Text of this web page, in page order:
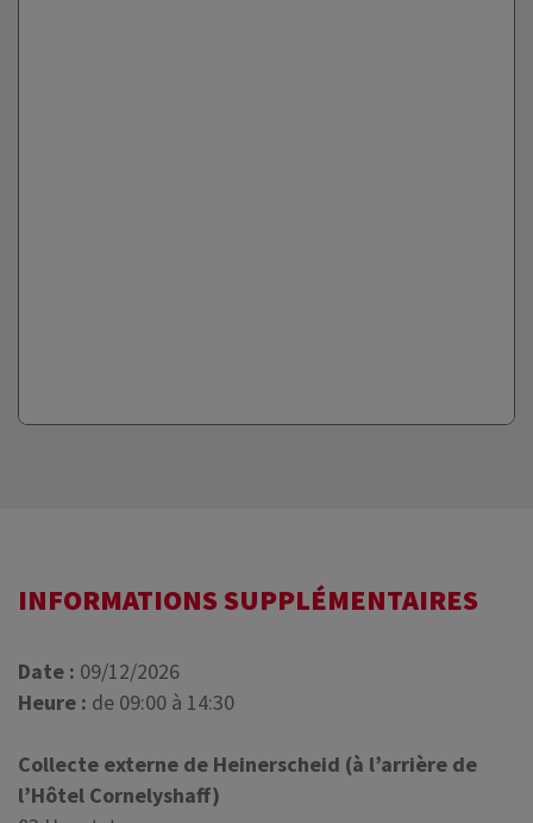
INFORMATIONS SUPPLÉMENTAIRES
Date : 09/12/2026
Heure : de 09:00 à 14:30
Collecte externe de Heinerscheid (à l’arrière de
l’Hôtel Cornelyshaff)